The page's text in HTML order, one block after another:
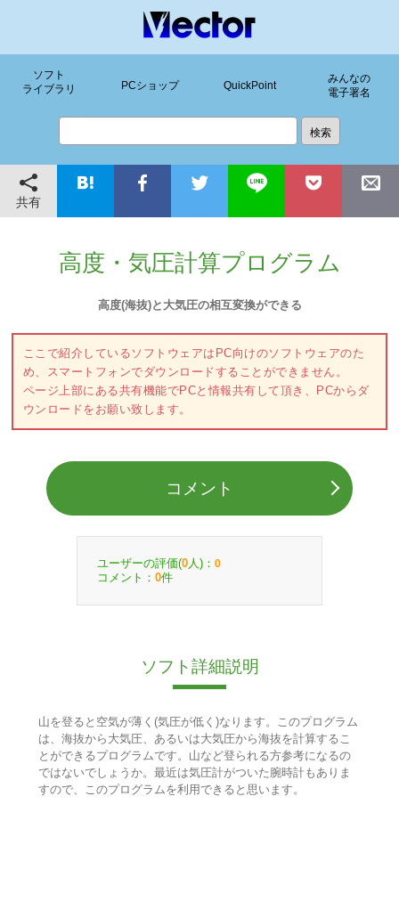
ソフト
ライブラリ
PCショップ QuickPoint
みんなの
電子署名
共有
高度・気圧計算プログラム
高度(海抜)と大気圧の相互変換ができる
ここで紹介しているソフトウェアはPC向けのソフトウェアのた
め、スマートフォンでダウンロードすることができません。
ページ上部にある共有機能でPCと情報共有して頂き、PCからダ
ウンロードをお願い致します。
コメント
ユーザーの評価(0 人)： 0
コメント： 0件
ソフト詳細説明
山を登ると空気が薄く(気圧が低く)なります。このプログラム
は、海抜から大気圧、あるいは大気圧から海抜を計算するこ
とができるプログラムです。山など登られる方参考になるの
ではないでしょうか。最近は気圧計がついた腕時計もありま
すので、このプログラムを利用できると思います。